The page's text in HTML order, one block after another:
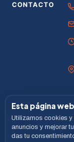
CONTACTO
© 2026
Esta página
Utilizamos cookies
anuncios y mejorar
das tu